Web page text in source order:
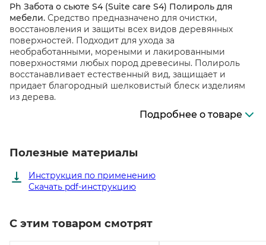
Ph Забота о сьюте S4 (Suite care S4) Полироль для
мебели. Средство предназначено для очистки,
восстановления и защиты всех видов деревянных
поверхностей. Подходит для ухода за
необработанными, мореными и лакированными
поверхностями любых пород древесины. Полироль
восстанавливает естественный вид, защищает и
придает благородный шелковистый блеск изделиям
из дерева.
Подробнее о товаре
Полезные материалы
Инструкция по применению
Скачать pdf-инструкцию
С этим товаром смотрят